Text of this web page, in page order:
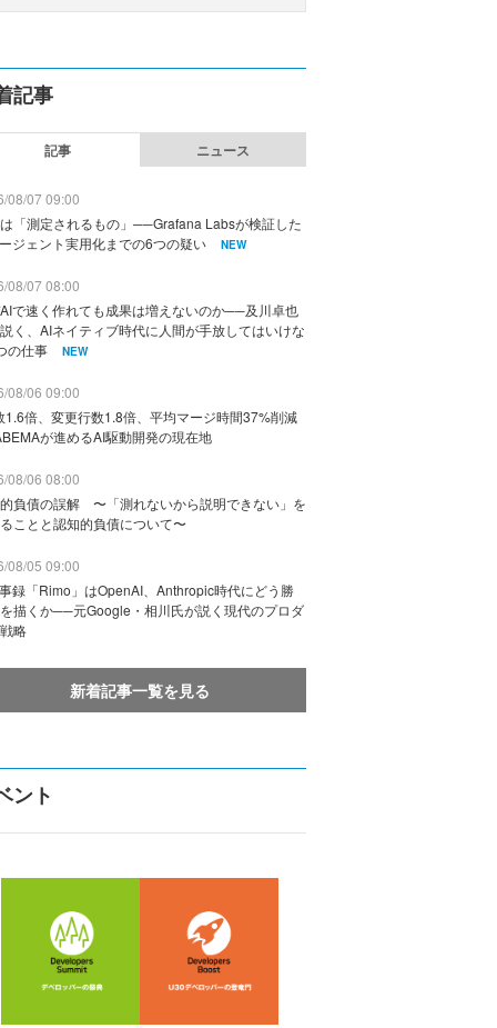
記事
記事 ニュース
08/07 09:00
「測定されるもの」──Grafana Labsが検証した
ジェント実用化までの6つの疑い
NEW
08/07 08:00
で速く作れても成果は増えないのか──及川卓也
く、AIネイティブ時代に人間が手放してはいけな
の仕事
NEW
08/06 09:00
1.6倍、変更行数1.8倍、平均マージ時間37%削減
が進めるAI駆動開発の現在地
08/06 08:00
負債の誤解 〜「測れないから説明できない」を
ことと認知的負債について〜
08/05 09:00
録「Rimo」はOpenAI、Anthropic時代にどう勝
描くか──元Google・相川氏が説く現代のプロダ
略
新着記事一覧を見る
ント